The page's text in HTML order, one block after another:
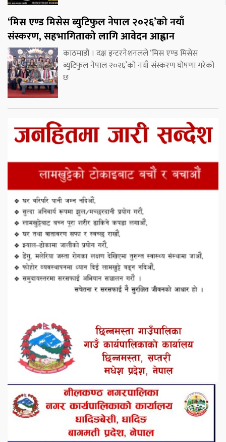
‘मिस एण्ड मिसेस ब्युटिफुल नेपाल २०२६’को नयाँ
संस्करण, सहभागिताको लागि आवेदन आह्वान
काठमाडौं । दक्ष इन्टरनेशनलले ‘मिस एण्ड मिसेस
ब्युटिफुल नेपाल २०२६’को नयाँ संस्करण घोषणा गरेको
छ